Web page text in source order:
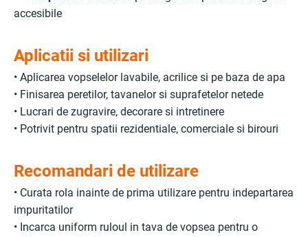
accesibile
Aplicatii si utilizari
• Aplicarea vopselelor lavabile, acrilice si pe baza de apa
• Finisarea peretilor, tavanelor si suprafetelor netede
• Lucrari de zugravire, decorare si intretinere
• Potrivit pentru spatii rezidentiale, comerciale si birouri
Recomandari de utilizare
• Curata rola inainte de prima utilizare pentru indepartarea
impuritatilor
• Incarca uniform ruloul in tava de vopsea pentru o